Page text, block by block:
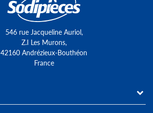
546 rue Jacqueline Auriol,
Z.I Les Murons,
42160 Andrézieux-Bouthéon
France